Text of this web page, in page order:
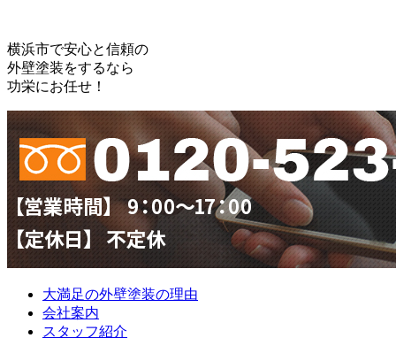
横浜市で安心と信頼の
外壁塗装をするなら
功栄にお任せ！
大満足の外壁塗装の理由
会社案内
スタッフ紹介